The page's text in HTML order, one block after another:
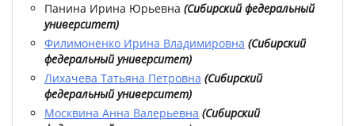
Панина Ирина Юрьевна (Сибирский федеральный
университет)
Филимоненко Ирина Владимировна (Сибирский
федеральный университет)
Лихачева Татьяна Петровна (Сибирский
федеральный университет)
Москвина Анна Валерьевна (Сибирский